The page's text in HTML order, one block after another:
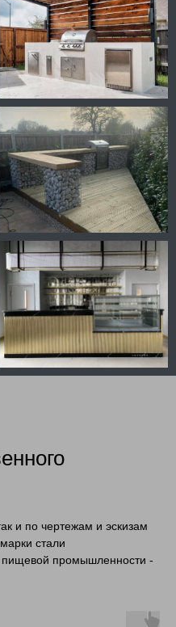
и по чертежам и эскизам
стали
пищевой промышленности -